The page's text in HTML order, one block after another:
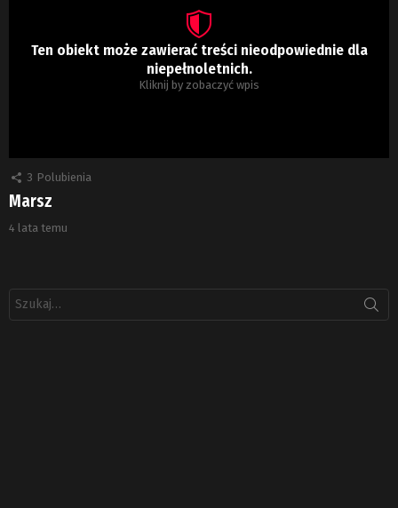
Ten obiekt może zawierać treści nieodpowiednie dla
niepełnoletnich.
Kliknij by zobaczyć wpis
3 Polubienia
Marsz
4 lata temu